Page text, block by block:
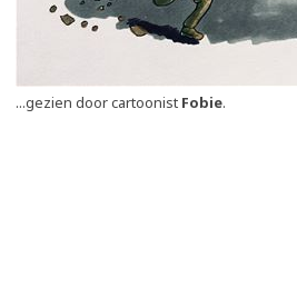
...gezien door cartoonist Fobie.